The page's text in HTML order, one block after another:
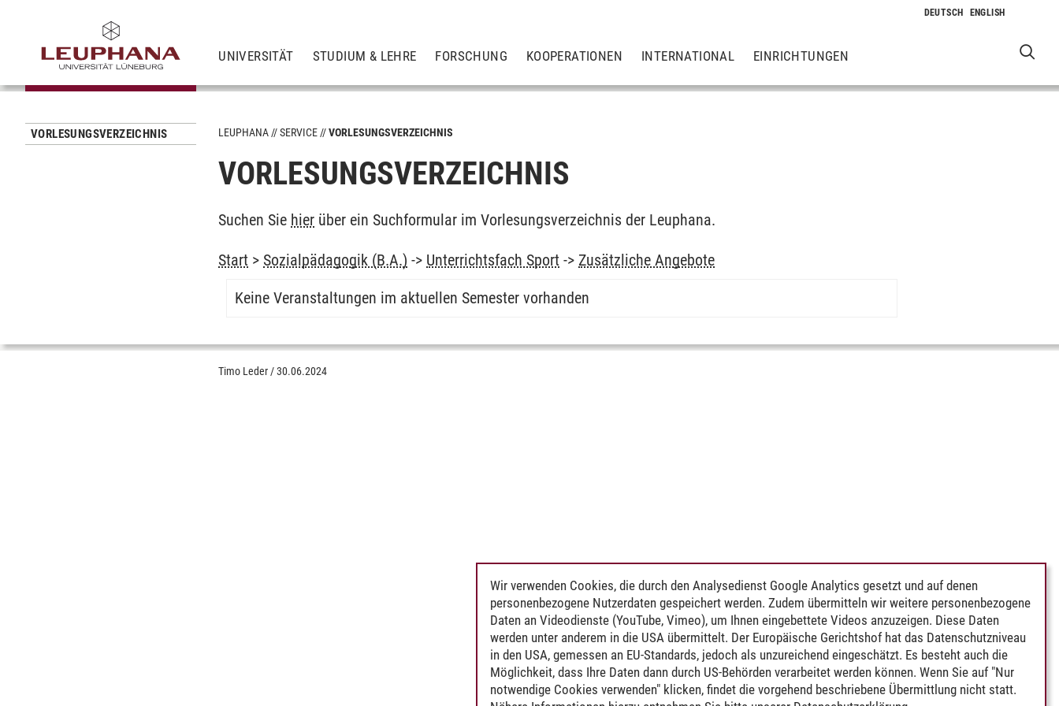
UNIVERSITÄT STUDIUM & LEHRE FORSCHUNG KOOPERATIONEN INTERNATIONAL EINRICHTUNGEN
VORLESUNGSVERZEICHNIS LEUPHANA SERVICE VORLESUNGSVERZEICHNIS
VORLESUNGSVERZEICHNIS
Suchen Sie hier über ein Suchformular im Vorlesungsverzeichnis der Leuphana.
Start > Sozialpädagogik (B.A.) -> Unterrichtsfach Sport -> Zusätzliche Angebote
Keine Veranstaltungen im aktuellen Semester vorhanden
Timo Leder /30.06.2024
Wir verwenden Cookies, die durch den Analysedienst Google Analytics gesetzt und auf denen
personenbezogene Nutzerdaten gespeichert werden. Zudem übermitteln wir weitere personenbezogene
Daten an Videodienste (YouTube, Vimeo), um Ihnen eingebettete Videos anzuzeigen. Diese Daten
werden unter anderem in die USA übermittelt. Der Europäische Gerichtshof hat das Datenschutzniveau
in den USA, gemessen an EU-Standards, jedoch als unzureichend eingeschätzt. Es besteht auch die
Möglichkeit, dass Ihre Daten dann durch US-Behörden verarbeitet werden können. Wenn Sie auf "Nur
notwendige Cookies verwenden" klicken, findet die vorgehend beschriebene Übermittlung nicht statt.